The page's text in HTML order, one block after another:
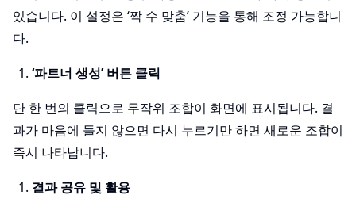
있습니다. 이 설정은 ‘짝 수 맞춤’ 기능을 통해 조정 가능합니
다.
‘파트너 생성’ 버튼 클릭
단 한 번의 클릭으로 무작위 조합이 화면에 표시됩니다. 결
과가 마음에 들지 않으면 다시 누르기만 하면 새로운 조합이
즉시 나타납니다.
결과 공유 및 활용